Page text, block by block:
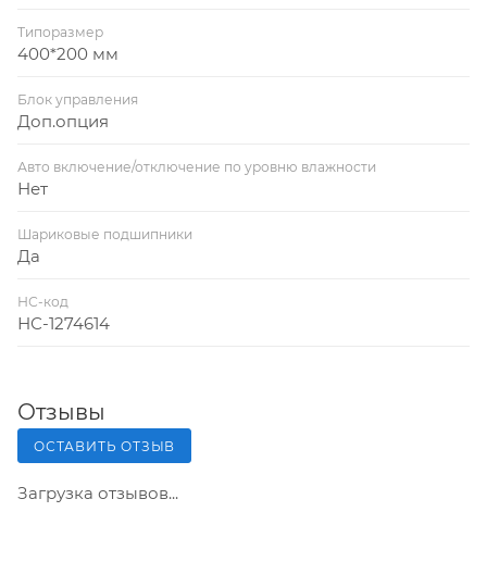
Типоразмер
400*200 мм
Блок управления
Доп.опция
Авто включение/отключение по уровню влажности
Нет
Шариковые подшипники
Да
НС-код
НС-1274614
Отзывы
ОСТАВИТЬ ОТЗЫВ
Загрузка отзывов...